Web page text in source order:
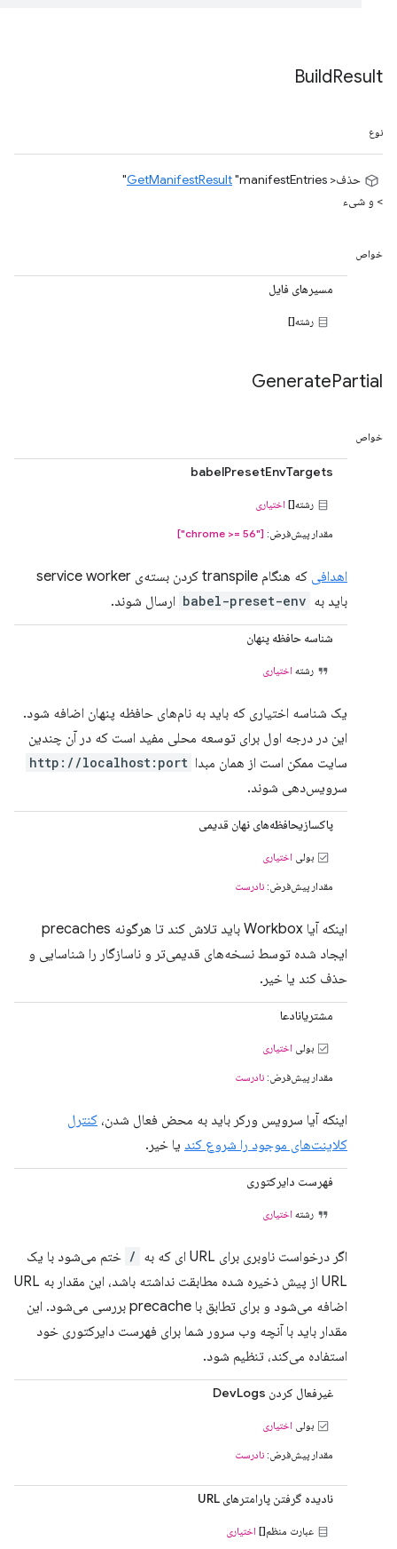
BuildResult
نوع
حذف< GetManifestResult"manifestEntries"
> و شیء
خواص
مسیرهای فایل
رشته[]
GeneratePartial
خواص
babelPresetEnvTargets
رشته[] اختیاری
مقدار پیش‌فرض: ["chrome >= 56"]
اهدافی
که هنگام transpile کردن بسته‌ی service worker
باید به babel-preset-env ارسال شوند.
شناسه حافظه پنهان
رشته اختیاری
یک شناسه اختیاری که باید به نام‌های حافظه پنهان اضافه شود.
این در درجه اول برای توسعه محلی مفید است که در آن چندین
سایت ممکن است از همان مبدا http://localhost:port
سرویس‌دهی شوند.
پاکسازیحافظه‌های نهان قدیمی
بولی اختیاری
مقدار پیش‌فرض: نادرست
اینکه آیا Workbox باید تلاش کند تا هرگونه precaches
ایجاد شده توسط نسخه‌های قدیمی‌تر و ناسازگار را شناسایی و
حذف کند یا خیر.
مشتریانادعا
بولی اختیاری
مقدار پیش‌فرض: نادرست
اینکه آیا سرویس ورکر باید به محض فعال شدن، کنترل
کلاینت‌های موجود را شروع کند یا خیر.
فهرست دایرکتوری
رشته اختیاری
اگر درخواست ناوبری برای URL ای که به / ختم می‌شود با یک
URL از پیش ذخیره شده مطابقت نداشته باشد، این مقدار به URL
اضافه می‌شود و برای تطابق با precache بررسی می‌شود. این
مقدار باید با آنچه وب سرور شما برای فهرست دایرکتوری خود
استفاده می‌کند، تنظیم شود.
غیرفعال کردن DevLogs
بولی اختیاری
مقدار پیش‌فرض: نادرست
نادیده گرفتن پارامترهای URL
عبارت منظم[] اختیاری